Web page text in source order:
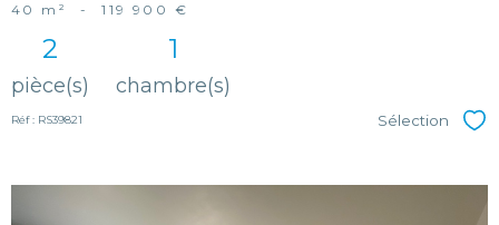
40 m² - 119 900 €
2
pièce(s)
1
chambre(s)
Réf : RS39821 Sélection